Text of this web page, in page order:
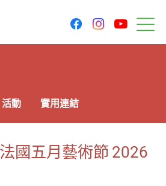
facebookinstagram
活動 實用連結
國五月藝術節 2026